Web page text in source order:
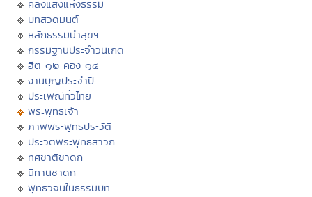
คลังแสงแห่งธรรม
บทสวดมนต์
หลักธรรมนำสุขฯ
กรรมฐานประจำวันเกิด
ฮีต ๑๒ คอง ๑๔
งานบุญประจำปี
ประเพณีทั่วไทย
พระพุทธเจ้า
ภาพพระพุทธประวัติ
ประวัติพระพุทธสาวก
ทศชาติชาดก
นิทานชาดก
พุทธวจนในธรรมบท